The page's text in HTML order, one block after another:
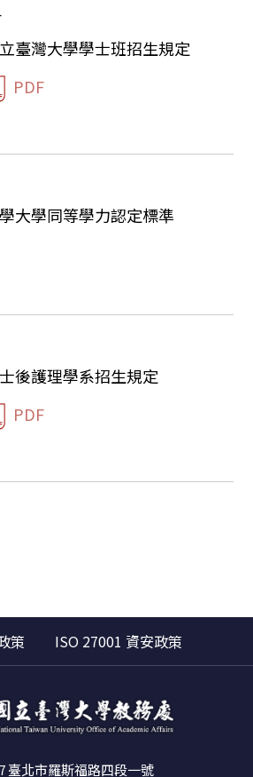
臺灣大學學士班招生規定
PDF
大學同等學力認定標準
後護理學系招生規定
PDF
策 ISO 27001 資安政策
臺北市羅斯福路四段一號